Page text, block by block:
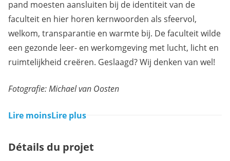
pand moesten aansluiten bij de identiteit van de
faculteit en hier horen kernwoorden als sfeervol,
welkom, transparantie en warmte bij. De faculteit wilde
een gezonde leer- en werkomgeving met lucht, licht en
ruimtelijkheid creëren. Geslaagd? Wij denken van wel!
Fotografie: Michael van Oosten
Lire moinsLire plus
Détails du projet